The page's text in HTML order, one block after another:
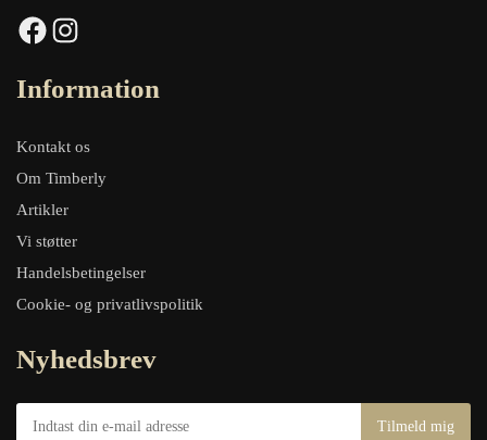
Facebook Instagram
Information
Kontakt os
Om Timberly
Artikler
Vi støtter
Handelsbetingelser
Cookie- og privatlivspolitik
Nyhedsbrev